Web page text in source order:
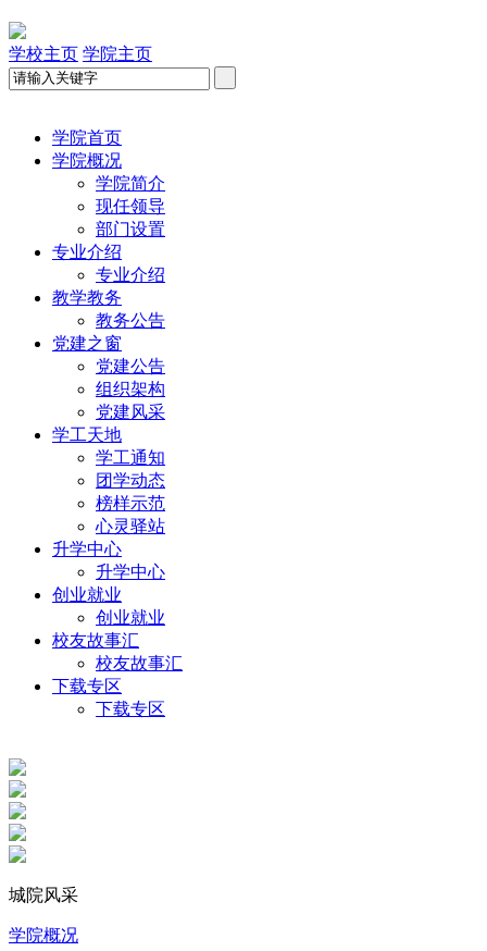
学校主页 学院主页
学院首页
学院概况
学院简介
现任领导
部门设置
专业介绍
专业介绍
教学教务
教务公告
党建之窗
党建公告
组织架构
党建风采
学工天地
学工通知
团学动态
榜样示范
心灵驿站
升学中心
升学中心
创业就业
创业就业
校友故事汇
校友故事汇
下载专区
下载专区
城院风采
学院概况